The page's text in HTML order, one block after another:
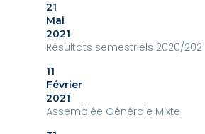
21
Mai
2021
Résultats semestriels 2020/2021
11
Février
2021
Assemblée Générale Mixte